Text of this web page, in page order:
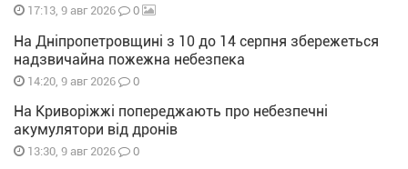
17:13, 9 авг 2026 0
На Дніпропетровщині з 10 до 14 серпня збережеться
надзвичайна пожежна небезпека
14:20, 9 авг 2026 0
На Криворіжжі попереджають про небезпечні
акумулятори від дронів
13:30, 9 авг 2026 0